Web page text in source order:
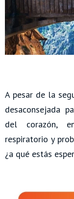
A pesar de la
desaconsejada
del corazón,
respiratorio y
¿a qué estás